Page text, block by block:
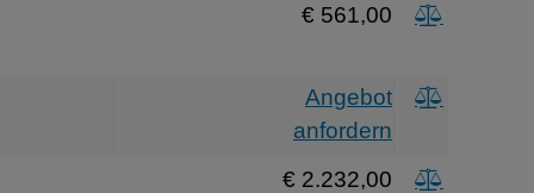
€ 561,00
Angebot
anfordern
€ 2.232,00